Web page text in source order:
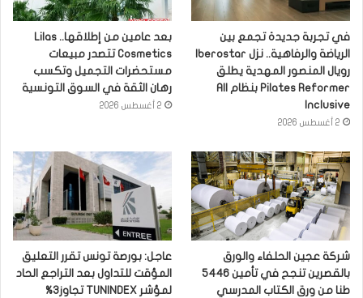
في تجربة جديدة تجمع بين
رويال المنصور المهدية يطلق
Pilates Reformer بنظام All
Inclusive
2 أغسطس 2026
بعد عامين من إطلاقها.. Lilas
Cosmetics تتصدر مبيعات
مستحضرات التجميل وتكسب
رهان الثقة في السوق التونسية
2 أغسطس 2026
شركة عجين الحلفاء والورق
بالقصرين تنجح في تأمين 5446
طنا من ورق الكتاب المدرسي
عاجل: بورصة تونس تقرر التعليق
المؤقت للتداول بعد التراجع الحاد
لمؤشر TUNINDEX تجاوز3%